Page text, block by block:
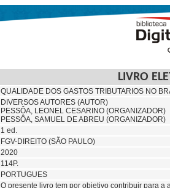
LIVRO
QUALIDADE DOS GASTOS TRIBUTARIOS NO
DIVERSOS AUTORES (AUTOR)
PESSÔA, LEONEL CESARINO (ORGANIZADOR)
PESSÔA, SAMUEL DE ABREU (ORGANIZADOR)
1 ed.
FGV-DIREITO (SÃO PAULO)
2020
114P.
PORTUGUES
O presente livro tem por objetivo contribuir para